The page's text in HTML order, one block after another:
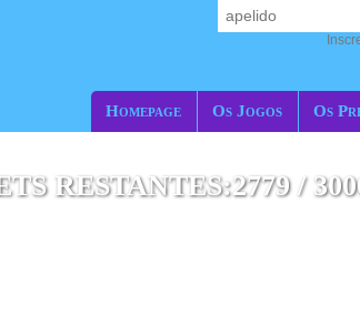
Homepage Os Jogos Os
RESTANTES:2779 /